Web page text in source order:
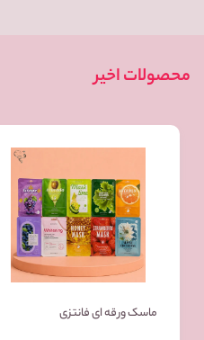
محصولات اخیر
ماسک ورقه ای فانتزی